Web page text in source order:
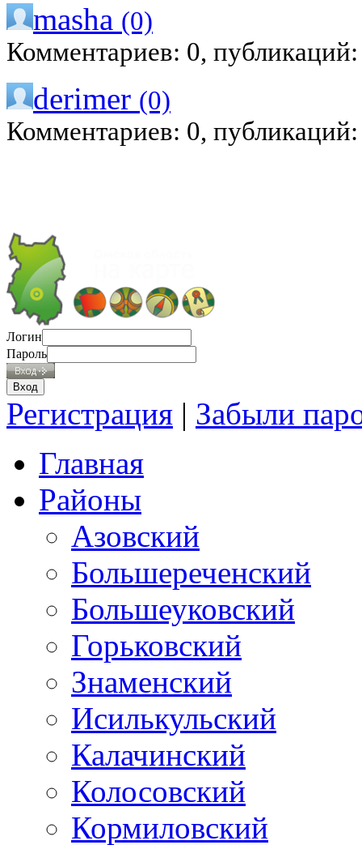
masha (0)
Комментариев: 0,
derimer (0)
Комментариев: 0,
Логин
Пароль
Регистрация | Забыли
Главная
Районы
Азовский
Большереченский
Большеуковский
Горьковский
Знаменский
Исилькульский
Калачинский
Колосовский
Кормиловский